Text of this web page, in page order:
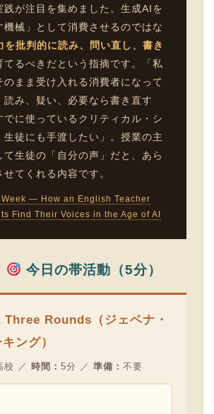
践が注目を集めました。生成AIを
機械」として消費させるのではな
を批判的に読み、問い直し、書き
てるべきだという指摘です。「私
のまま受け入れる消費者になって
読み、疑い、必要なら書き直す
に使っているクリティカル・シ
生徒にも手渡したい」。授業の主
て生徒の「自分の声」だと、あら
てくれる内容です。
Week — How an English Teacher
Find Their Voices in the Age of AI
今日の帯活動（5分）
Rounds（ジェベナ・
ング）
校 ／ 時間： 5分 ／ 準備： 不要